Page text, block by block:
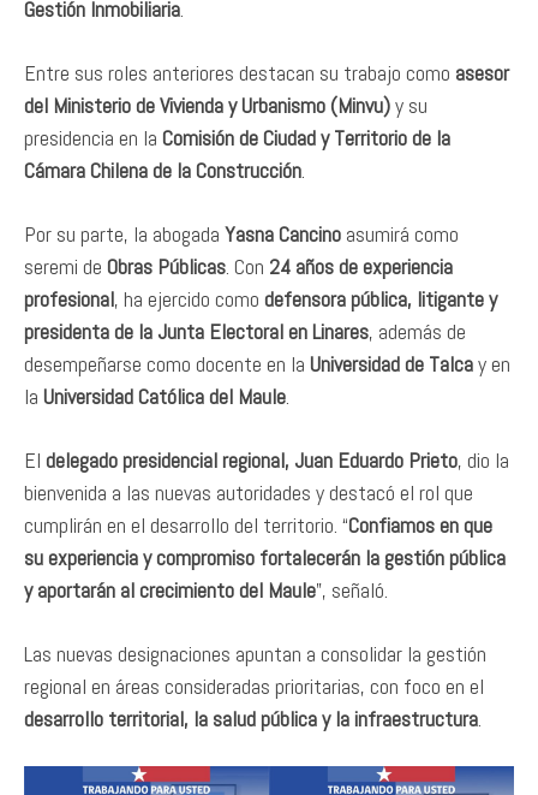
Gestión Inmobiliaria.
Entre sus roles anteriores destacan su trabajo como asesor
del Ministerio de Vivienda y Urbanismo (Minvu)y su
presidencia en la Comisión de Ciudad y Territorio de la
Cámara Chilena de la Construcción.
Por su parte, la abogada Yasna Cancino asumirá como
seremi de Obras Públicas. Con 24 años de experiencia
profesional, ha ejercido como defensora pública, litigante y
presidenta de la Junta Electoral en Linares, además de
desempeñarse como docente en la Universidad de Talcay en
la Universidad Católica del Maule.
El delegado presidencial regional, Juan Eduardo Prieto, dio la
bienvenida a las nuevas autoridades y destacó el rol que
cumplirán en el desarrollo del territorio. “Confiamos en que
su experiencia y compromiso fortalecerán la gestión pública
y aportarán al crecimiento del Maule”, señaló.
Las nuevas designaciones apuntan a consolidar la gestión
regional en áreas consideradas prioritarias, con foco en el
desarrollo territorial, la salud pública y la infraestructura.